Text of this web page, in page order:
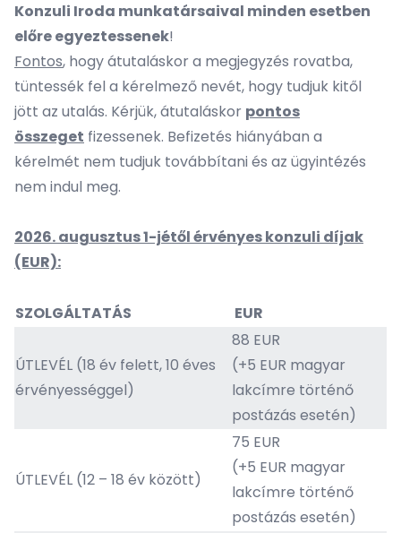
Konzuli Iroda munkatársaival minden esetben
előre egyeztessenek!
Fontos, hogy átutaláskor a megjegyzés rovatba,
tüntessék fel a kérelmező nevét, hogy tudjuk kitől
jött az utalás. Kérjük, átutaláskor pontos
összeget fizessenek. Befizetés hiányában a
kérelmét nem tudjuk továbbítani és az ügyintézés
nem indul meg.
2026. augusztus 1-jétől érvényes konzuli díjak
(EUR):
SZOLGÁLTATÁS EUR
ÚTLEVÉL (18 év felett, 10 éves
érvényességgel)
88 EUR
(+5 EUR magyar
lakcímre történő
postázás esetén)
ÚTLEVÉL (12 – 18 év között)
75 EUR
(+5 EUR magyar
lakcímre történő
postázás esetén)